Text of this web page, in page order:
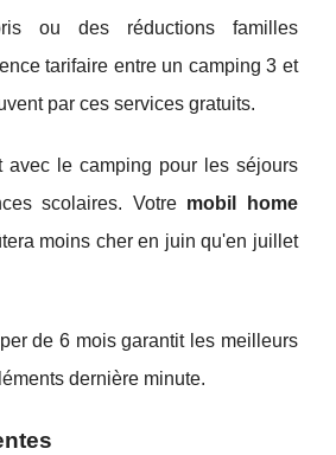
ou des réductions familles
tarifaire entre un camping 3 et
par ces services gratuits.
avec le camping pour les séjours
scolaires. Votre mobil home
moins cher en juin qu'en juillet
de 6 mois garantit les meilleurs
dernière minute.